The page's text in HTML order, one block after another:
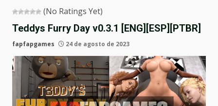
(No Ratings Yet)
Teddys Furry Day v0.3.1 [ENG][ESP][PTBR]
fapfapgames 24 de agosto de 2023